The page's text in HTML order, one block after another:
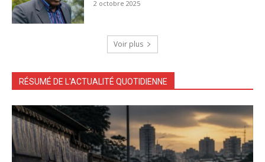
2 octobre 2025
Voir plus
RÉSUMÉ DE L'ACTUALITÉ QUOTIDIENNE